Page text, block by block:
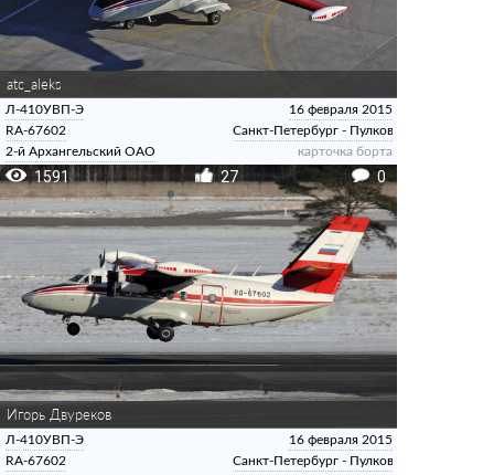
atc_aleks
Л-410УВП-Э
RA-67602
2-й Архангельский ОАО
16 февраля 2015
Санкт-Петербург - Пулково
карточка борта
1591 27 0
Игорь Двуреков
Л-410УВП-Э
RA-67602
16 февраля 2015
Санкт-Петербург - Пулково